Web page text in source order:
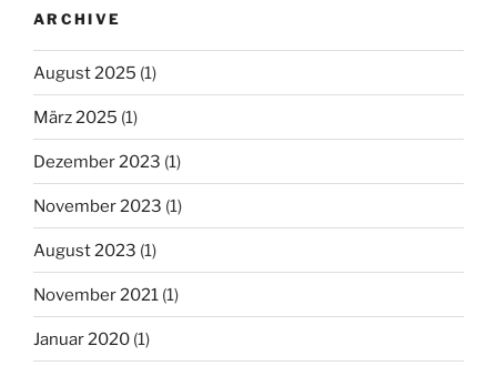
ARCHIVE
August 2025 (1)
März 2025 (1)
Dezember 2023 (1)
November 2023 (1)
August 2023 (1)
November 2021 (1)
Januar 2020 (1)